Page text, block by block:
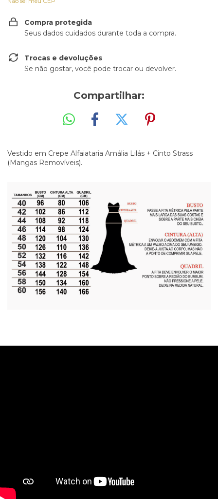
Compra protegida
Seus dados cuidados durante toda a compra.
Trocas e devoluções
Se não gostar, você pode trocar ou devolver.
Compartilhar:
Vestido em Crepe Alfaiataria Amália Lilás + Cinto Strass
(Mangas Removíveis).